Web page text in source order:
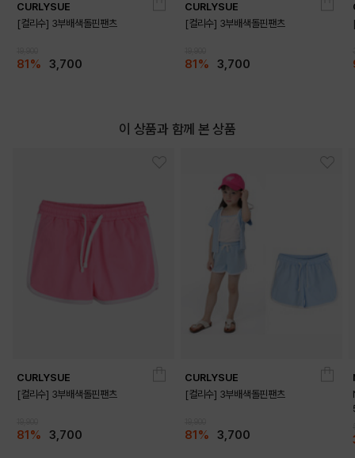
CURLYSUE
[컬리수] 3부배색돌핀팬츠
81% 3,700
CURLYSUE
[컬리수] 3부배색돌핀팬츠
81% 3,700
이 상품과 함께 본 상품
CURLYSUE
[컬리수] 3부배색돌핀팬츠
81% 3,700
CURLYSUE
[컬리수] 3부배색돌핀팬츠
81% 3,700